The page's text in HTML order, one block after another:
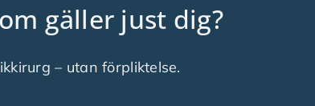
gäller just dig?
– utan förpliktelse.